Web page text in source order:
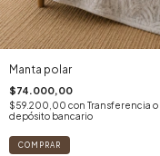
Manta polar
$74.000,00
$59.200,00 con Transferencia o
depósito bancario